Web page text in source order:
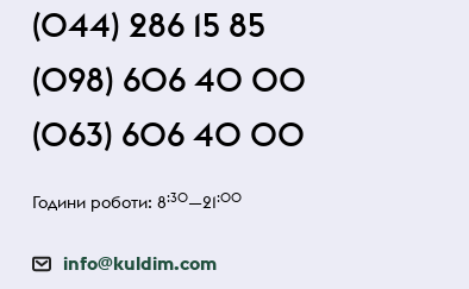
(044) 286 15 85
(098) 606 40 00
(063) 606 40 00
Години роботи: 8:30—21:00
info@kuldim.com